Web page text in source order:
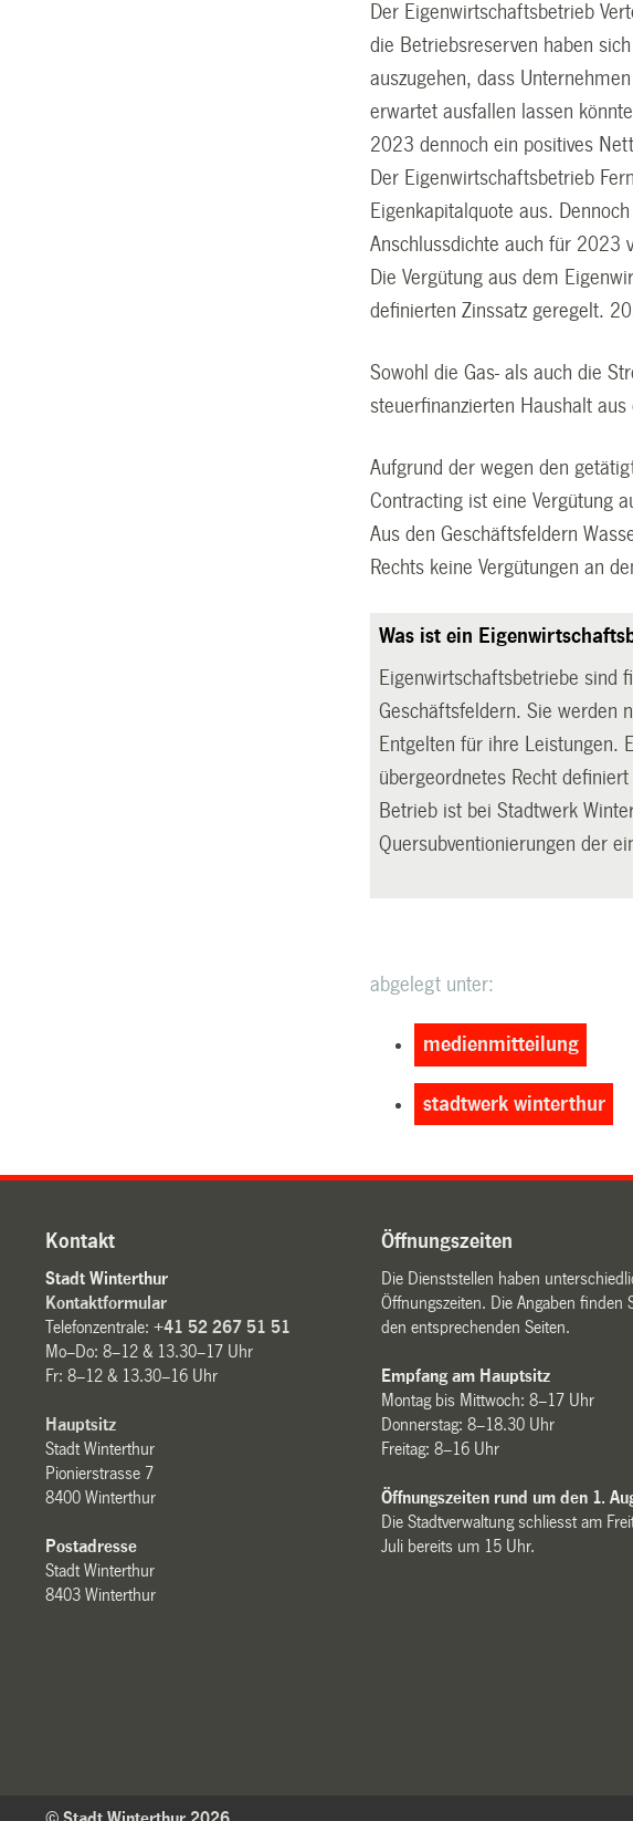
Der Eigenwirtschaftsbetrieb
die Betriebsreserven haben
auszugehen, dass
erwartet ausfallen lassen
2023 dennoch ein positives
Der Eigenwirtschaftsbetrieb
Eigenkapitalquote aus.
Anschlussdichte auch für 2023
Die Vergütung aus dem
definierten Zinssatz geregelt.
Sowohl die Gas- als auch die
steuerfinanzierten Haushalt
Aufgrund der wegen den
Contracting ist eine Vergütung
Aus den Geschäftsfeldern
Rechts keine Vergütungen an
Was ist ein
Eigenwirtschaftsbetriebe sind
Geschäftsfeldern. Sie werden
Entgelten für ihre Leistungen.
übergeordnetes Recht
Betrieb ist bei Stadtwerk
Quersubventionierungen der
abgelegt unter:
medienmitteilung
stadtwerk winterthur
Kontakt
Stadt Winterthur
Kontaktformular
Telefonzentrale:+41 52 267 51 51
Mo–Do: 8–12 & 13.30–17 Uhr
Fr: 8–12 & 13.30–16 Uhr
Hauptsitz
Stadt Winterthur
Pionierstrasse 7
8400 Winterthur
Postadresse
Stadt Winterthur
8403 Winterthur
Öffnungszeiten
Die Dienststellen haben
Öffnungszeiten. Die Angaben finden
den entsprechenden Seiten.
Empfang am Hauptsitz
Montag bis Mittwoch: 8–17 Uhr
Donnerstag: 8–18.30 Uhr
Freitag: 8–16 Uhr
Öffnungszeiten rund um den 1.
Die Stadtverwaltung schliesst am
Juli bereits um 15 Uhr.